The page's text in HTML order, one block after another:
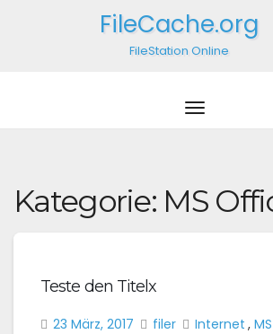
FileCache.org
FileStation Online
Kategorie: MS
Teste den Titelx
23 März, 2017 filer Internet ,